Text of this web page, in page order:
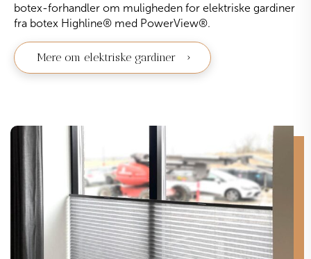
botex-forhandler om muligheden for elektriske gardiner
fra botex Highline® med PowerView®.
Mere om elektriske gardiner